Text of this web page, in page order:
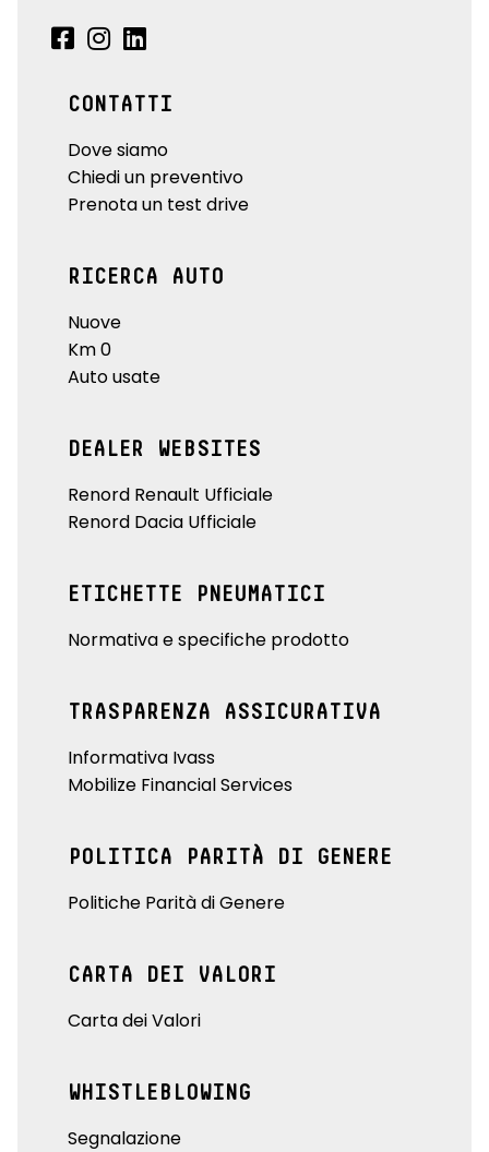
CONTATTI
Dove siamo
Chiedi un preventivo
Prenota un test drive
RICERCA AUTO
Nuove
Km 0
Auto usate
DEALER WEBSITES
Renord Renault Ufficiale
Renord Dacia Ufficiale
ETICHETTE PNEUMATICI
Normativa e specifiche prodotto
TRASPARENZA ASSICURATIVA
Informativa Ivass
Mobilize Financial Services
POLITICA PARITÀ DI GENERE
Politiche Parità di Genere
CARTA DEI VALORI
Carta dei Valori
WHISTLEBLOWING
Segnalazione